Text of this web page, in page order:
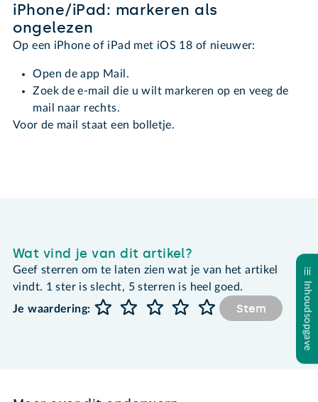
iPhone/iPad: markeren als
ongelezen
Op een iPhone of iPad met iOS 18 of nieuwer:
Open de app Mail.
Zoek de e-mail die u wilt markeren op en veeg de
mail naar rechts.
Voor de mail staat een bolletje.
Inhoudsopgave
Wat vind je van dit artikel?
Geef sterren om te laten zien wat je van het artikel
vindt. 1 ster is slecht, 5 sterren is heel goed.
Je waardering:
Stem